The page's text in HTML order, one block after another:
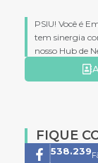
PSIU! Você é
tem sinergia
nosso Hub de
FIQUE
761.659